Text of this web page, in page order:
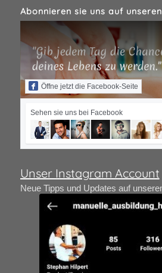
Abonnieren sie uns auf
Öffne jetzt die Facebook-Seite
Sehen sie uns bei Facebook
Unser Instagram Account
Neue Tipps und Updates auf